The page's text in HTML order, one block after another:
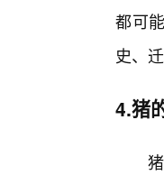
都可
史、
4.猪